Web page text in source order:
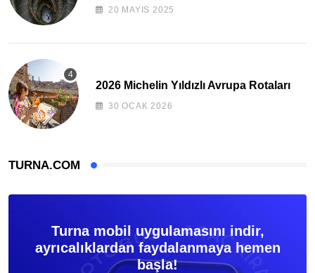
20 MAYIS 2025
2026 Michelin Yıldızlı Avrupa Rotaları
30 OCAK 2026
TURNA.COM
Turna mobil uygulamasını indir,
ayrıcalıklardan faydalanmaya hemen
başla!